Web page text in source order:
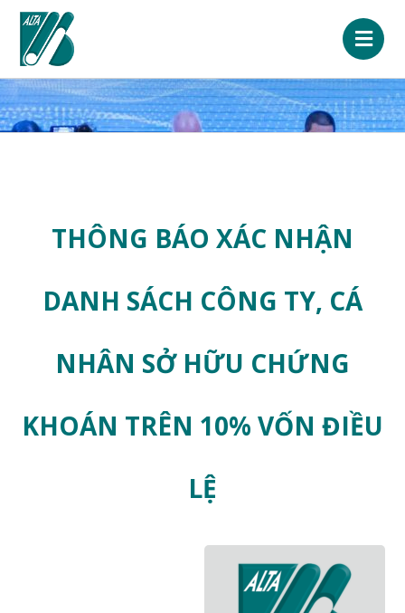
THÔNG BÁO XÁC NHẬN
DANH SÁCH CÔNG TY, CÁ
NHÂN SỞ HỮU CHỨNG
KHOÁN TRÊN 10% VỐN ĐIỀU
LỆ